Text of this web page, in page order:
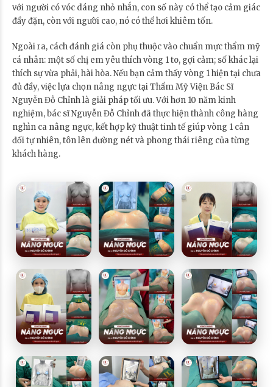
với người có vóc dáng nhỏ nhắn, con số này có thể tạo cảm giác
đầy đặn, còn với người cao, nó có thể hơi khiêm tốn.
Ngoài ra, cách đánh giá còn phụ thuộc vào chuẩn mực thẩm mỹ
cá nhân: một số chị em yêu thích vòng 1 to, gợi cảm; số khác lại
thích sự vừa phải, hài hòa. Nếu bạn cảm thấy vòng 1 hiện tại chưa
đủ đầy, việc lựa chọn nâng ngực tại Thẩm Mỹ Viện Bác Sĩ
Nguyễn Đỗ Chỉnh là giải pháp tối ưu. Với hơn 10 năm kinh
nghiệm, bác sĩ Nguyễn Đỗ Chỉnh đã thực hiện thành công hàng
nghìn ca nâng ngực, kết hợp kỹ thuật tinh tế giúp vòng 1 cân
đối tự nhiên, tôn lên đường nét và phong thái riêng của từng
khách hàng.